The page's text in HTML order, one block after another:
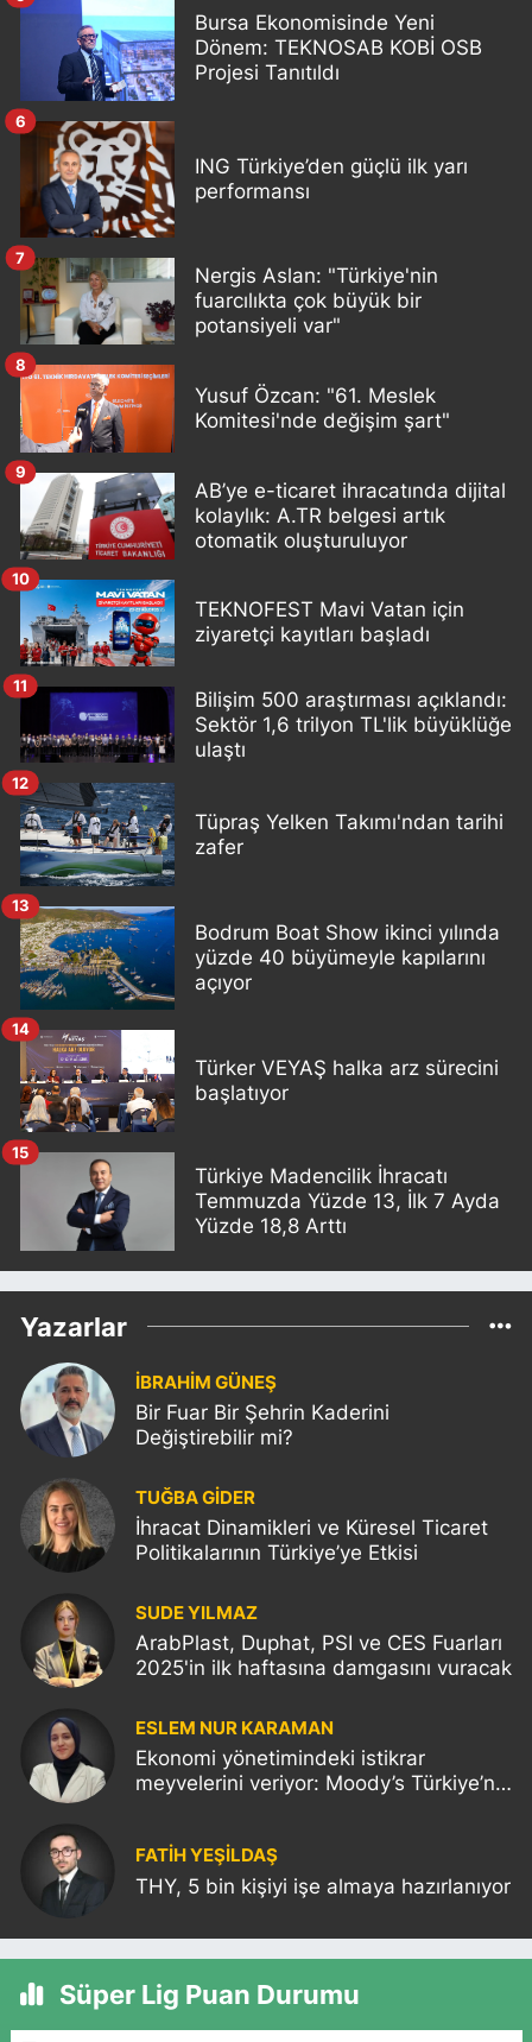
Bursa Ekonomisinde Yeni
Dönem: TEKNOSAB KOBİ OSB
Projesi Tanıtıldı
ING Türkiye’den güçlü ilk yarı
performansı
6
Nergis Aslan: "Türkiye'nin
fuarcılıkta çok büyük bir
potansiyeli var"
7
Yusuf Özcan: "61. Meslek
Komitesi'nde değişim şart"
8
AB’ye e-ticaret ihracatında dijital
kolaylık: A.TR belgesi artık
otomatik oluşturuluyor
9
TEKNOFEST Mavi Vatan için
ziyaretçi kayıtları başladı
10
Bilişim 500 araştırması açıklandı:
Sektör 1,6 trilyon TL'lik büyüklüğe
ulaştı
11
Tüpraş Yelken Takımı'ndan tarihi
zafer
12
Bodrum Boat Show ikinci yılında
yüzde 40 büyümeyle kapılarını
açıyor
13
Türker VEYAŞ halka arz sürecini
başlatıyor
14
Türkiye Madencilik İhracatı
Temmuzda Yüzde 13, İlk 7 Ayda
Yüzde 18,8 Arttı
15
Yazarlar
İBRAHİM GÜNEŞ
Bir Fuar Bir Şehrin Kaderini
Değiştirebilir mi?
TUĞBA GİDER
İhracat Dinamikleri ve Küresel Ticaret
Politikalarının Türkiye’ye Etkisi
SUDE YILMAZ
ArabPlast, Duphat, PSI ve CES Fuarları
2025'in ilk haftasına damgasını vuracak
ESLEM NUR KARAMAN
Ekonomi yönetimindeki istikrar
meyvelerini veriyor: Moody’s Türkiye’nin
FATIH YEŞİLDAŞ
THY, 5 bin kişiyi işe almaya hazırlanıyor
Süper Lig Puan Durumu